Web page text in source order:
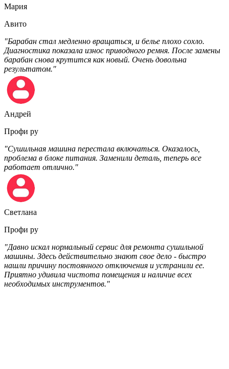
Мария
Авито
"Барабан стал медленно вращаться, и белье плохо сохло.
Диагностика показала износ приводного ремня. После замены
барабан снова крутится как новый. Очень довольна
результатом."
Андрей
Профи ру
"Сушильная машина перестала включаться. Оказалось,
проблема в блоке питания. Заменили деталь, теперь все
работает отлично."
Светлана
Профи ру
"Давно искал нормальный сервис для ремонта сушильной
машины. Здесь действительно знают свое дело - быстро
нашли причину постоянного отключения и устранили ее.
Приятно удивила чистота помещения и наличие всех
необходимых инструментов."